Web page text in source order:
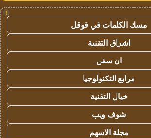
!
مسك الكلمات في قوقل
اشراق التقنية
ان سفن
مرابع التكنولوجيا
خيال التقنية
شوف ويب
مجلة الاسهم